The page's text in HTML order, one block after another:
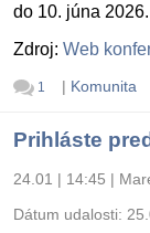
do 10. júna
Zdroj: Web
1 | Komunita
Prihláste
24.01 | 14:45 |
Dátum udalosti: